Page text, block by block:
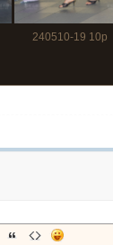
240510-19 10p